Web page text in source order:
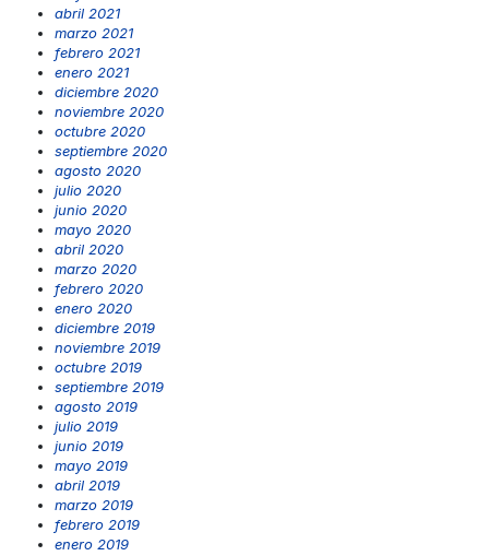
abril 2021
marzo 2021
febrero 2021
enero 2021
diciembre 2020
noviembre 2020
octubre 2020
septiembre 2020
agosto 2020
julio 2020
junio 2020
mayo 2020
abril 2020
marzo 2020
febrero 2020
enero 2020
diciembre 2019
noviembre 2019
octubre 2019
septiembre 2019
agosto 2019
julio 2019
junio 2019
mayo 2019
abril 2019
marzo 2019
febrero 2019
enero 2019